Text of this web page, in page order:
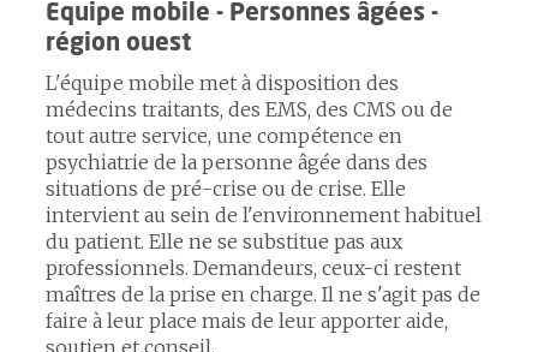
Equipe mobile - Personnes âgées -
région ouest
L'équipe mobile met à disposition des
médecins traitants, des EMS, des CMS ou de
tout autre service, une compétence en
psychiatrie de la personne âgée dans des
situations de pré-crise ou de crise. Elle
intervient au sein de l'environnement habituel
du patient. Elle ne se substitue pas aux
professionnels. Demandeurs, ceux-ci restent
maîtres de la prise en charge. Il ne s'agit pas de
faire à leur place mais de leur apporter aide,
soutien et conseil.